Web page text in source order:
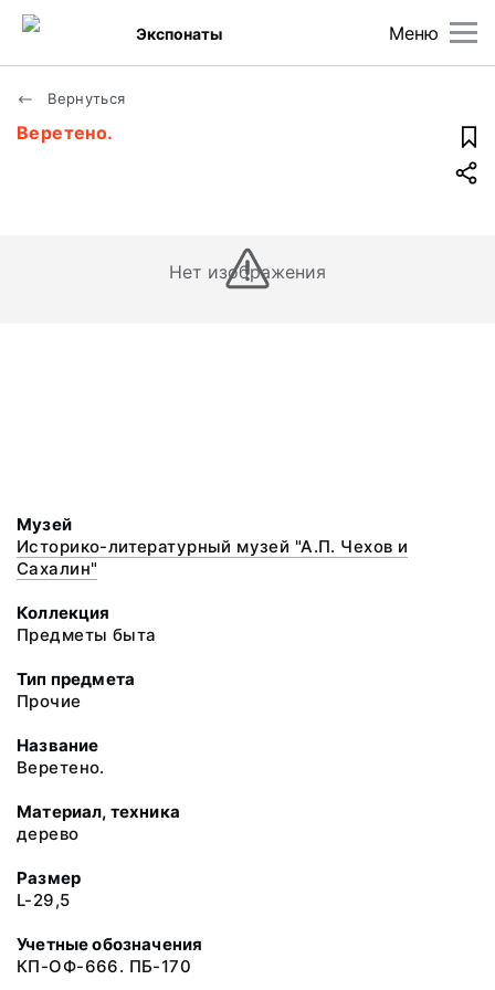
Меню
Экспонаты
Вернуться
Веретено.
Нет изображения
Музей
Историко-литературный музей "А.П. Чехов и
Сахалин"
Коллекция
Предметы быта
Тип предмета
Прочие
Название
Веретено.
Материал, техника
дерево
Размер
L-29,5
Учетные обозначения
КП-ОФ-666. ПБ-170